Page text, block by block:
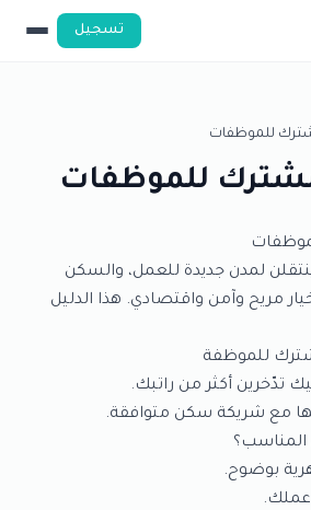
تسجيل
للموظفات
للموظفات
لمدن جديدة للعمل، والسكن
مريح وآمن واقتصادي. هذا الدليل
للموظفة
تدّخرين أكثر من راتبك.
مع شريكة سكن متوافقة.
المناسب؟
بوضوح.
عملك.